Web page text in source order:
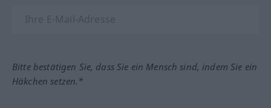
Bitte bestätigen Sie, dass Sie ein Mensch sind, indem Sie ein
Häkchen setzen.*